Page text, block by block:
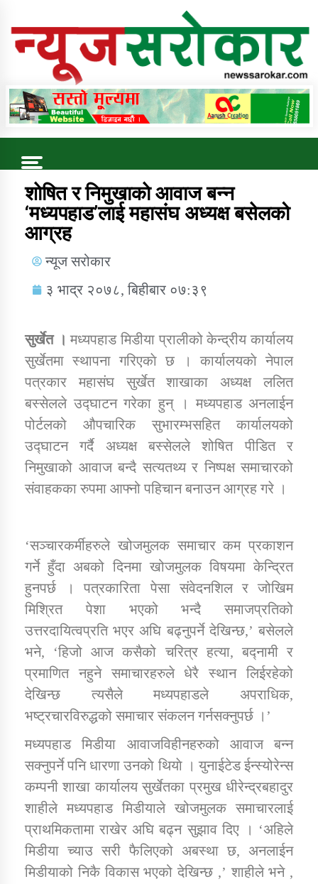
Online News Portal
Trending Now
डिभिजन कार्यालय जुम्लाको सुचना सन्देश
कर्णाली प्रविधि शिक्षालय जुम्लाको सुचना
कार्यक्रम कार्यान्वयन एकाई जुम्लाको सुचना
कर्णाली प्राविधि शिक्षालय जुम्लाको सुचना
शाेषित र निमुखाकाे आवाज बन्न
‘मध्यपहाड’लाई महासंघ अध्यक्ष बसेलको
आग्रह
न्यूज सरोकार
३ भाद्र २०७८, बिहीबार ०७:३९
सुर्खेत । मध्यपहाड मिडीया प्रालीको केन्द्रीय कार्यालय
सुर्खेतमा स्थापना गरिएकाे छ । कार्यालयकाे नेपाल
पत्रकार महासंघ सुर्खेत शाखाका अध्यक्ष ललित
बस्सेलले उद्घाटन गरेका हुन् । मध्यपहाड अनलाईन
पोर्टलको औपचारिक सुभारम्भसहित कार्यालयको
उद्घाटन गर्दै अध्यक्ष बस्सेलले शोषित पीडित र
निमुखाको आवाज बन्दै सत्यतथ्य र निष्पक्ष समाचारको
संवाहकका रुपमा आफ्नो पहिचान बनाउन आग्रह गरे ।
‘सञ्चारकर्मीहरुले खोजमुलक समाचार कम प्रकाशन
गर्ने हुँदा अबको दिनमा खोजमुलक विषयमा केन्द्रित
हुनपर्छ । पत्रकारिता पेसा संवेदनशिल र जोखिम
मिश्रित पेशा भएको भन्दै समाजप्रतिको
उत्तरदायित्वप्रति भएर अघि बढ्नुपर्ने देखिन्छ,’ बसेलले
भने, ‘हिजो आज कसैको चरित्र हत्या, बद्नामी र
प्रमाणित नहुने समाचारहरुले धेरै स्थान लिईरहेको
देखिन्छ त्यसैले मध्यपहाडले अपराधिक,
भष्ट्रचारविरुद्धको समाचार संकलन गर्नसक्नुपर्छ ।’
मध्यपहाड मिडीया आवाजविहीनहरुको आवाज बन्न
सक्नुपर्ने पनि धारणा उनकाे थियाे । युनाईटेड ईन्स्योरेन्स
कम्पनी शाखा कार्यालय सुर्खेतका प्रमुख धीरेन्द्रबहादुर
शाहीले मध्यपहाड मिडीयाले खोजमुलक समाचारलाई
प्राथमिकतामा राखेर अघि बढ्न सुझाव दिए । ‘अहिले
मिडीया च्याउ सरी फैलिएको अबस्था छ, अनलाईन
मिडीयाको निकै विकास भएको देखिन्छ ,’ शाहीले भने ,